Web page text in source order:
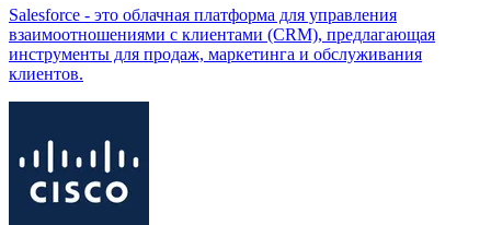
Salesforce - это облачная платформа для управления
взаимоотношениями с клиентами (CRM), предлагающая
инструменты для продаж, маркетинга и обслуживания
клиентов.